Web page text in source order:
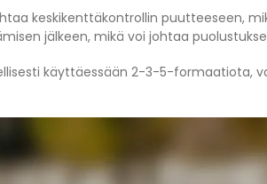
keskikenttäkontrollin puutteeseen,
jälkeen, mikä voi johtaa
käyttäessään 2-3-5-formaatiota,